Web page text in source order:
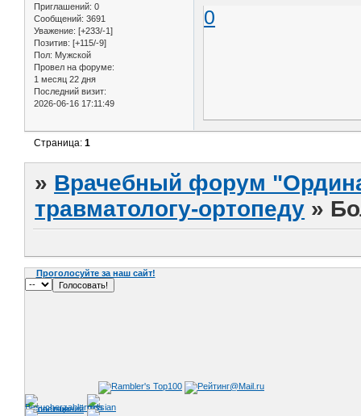
Приглашений: 0
Сообщений: 3691
Уважение: [+233/-1]
Позитив: [+115/-9]
Пол: Мужской
Провел на форуме:
1 месяц 22 дня
Последний визит:
2026-06-16 17:11:49
0
Страница:1
» Врачебный форум
травматологу-ортопеду »
Проголосуйте за наш сайт!